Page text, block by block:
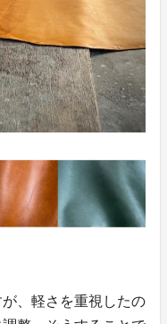
、軽さを重視したの